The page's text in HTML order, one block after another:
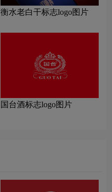
衡水老白干标志logo图片
国台酒标志logo图片